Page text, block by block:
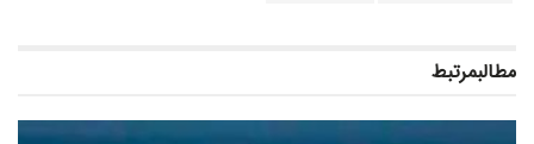
مطالبمرتبط